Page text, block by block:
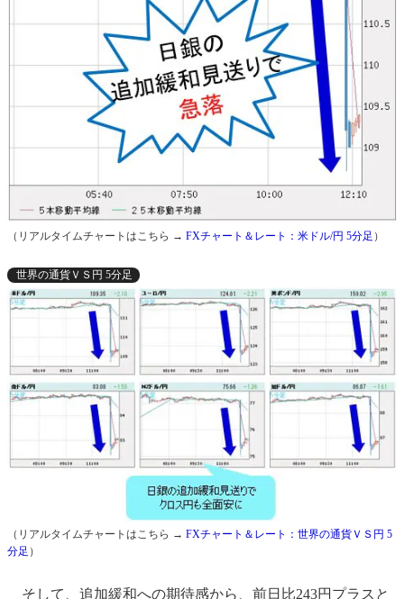
（リアルタイムチャートはこちら → FXチャート＆レート：米ドル/円 5分足 ）
世界の通貨ＶＳ円 5分足
（リアルタイムチャートはこちら → FXチャート＆レート：世界の通貨ＶＳ円 5
分足 ）
そして、追加緩和への期待感から、前日比243円プラスと